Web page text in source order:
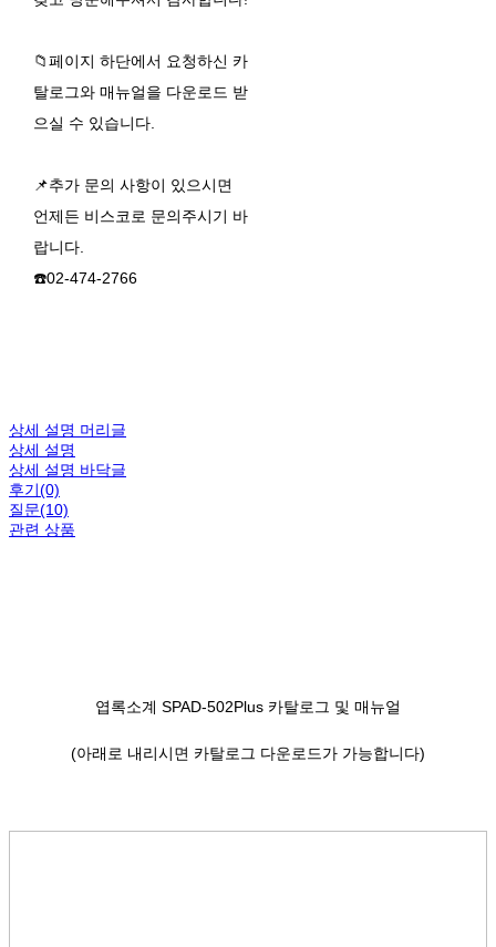
📁페이지 하단에서 요청하신 카
탈로그와 매뉴얼을 다운로드 받
으실 수 있습니다.
📌추가 문의 사항이 있으시면
언제든 비스코로 문의주시기 바
랍니다.
☎️02-474-2766
상세 설명 머리글
상세 설명
상세 설명 바닥글
후기(0)
질문(10)
관련 상품
엽록소계 SPAD-502Plus 카탈로그 및 매뉴얼
(아래로 내리시면 카탈로그 다운로드가 가능합니다)